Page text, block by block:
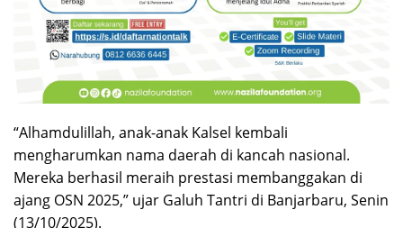
“Alhamdulillah, anak-anak Kalsel kembali
mengharumkan nama daerah di kancah nasional.
Mereka berhasil meraih prestasi membanggakan di
ajang OSN 2025,” ujar Galuh Tantri di Banjarbaru, Senin
(13/10/2025).